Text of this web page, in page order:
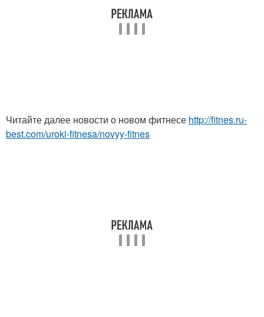
Читайте далее новости о новом фитнесе http://fitnes.ru-
best.com/uroki-fitnesa/novyy-fitnes